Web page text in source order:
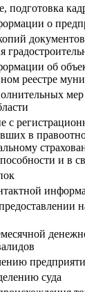
подготовка
о
об
реестре
с
в
и в
суда